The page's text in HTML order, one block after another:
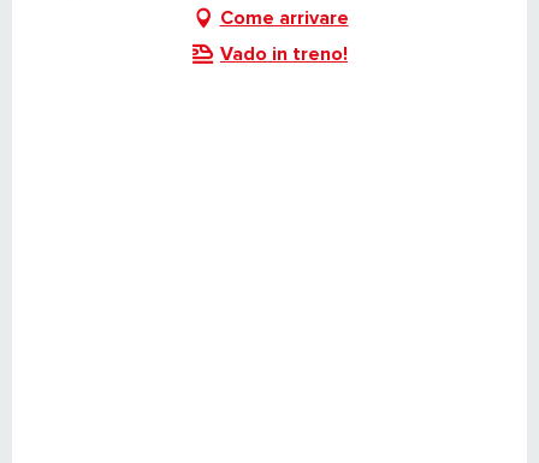
Come arrivare
Vado in treno!